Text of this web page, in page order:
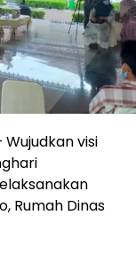
Wujudkan visi
Rumah Dinas